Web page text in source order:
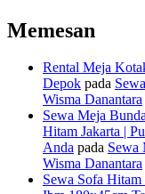
Memesan
Rental Meja
Depok pada
Wisma Danantara
Sewa Meja
Hitam Jakarta |
Anda pada Sewa
Wisma Danantara
Sewa Sofa